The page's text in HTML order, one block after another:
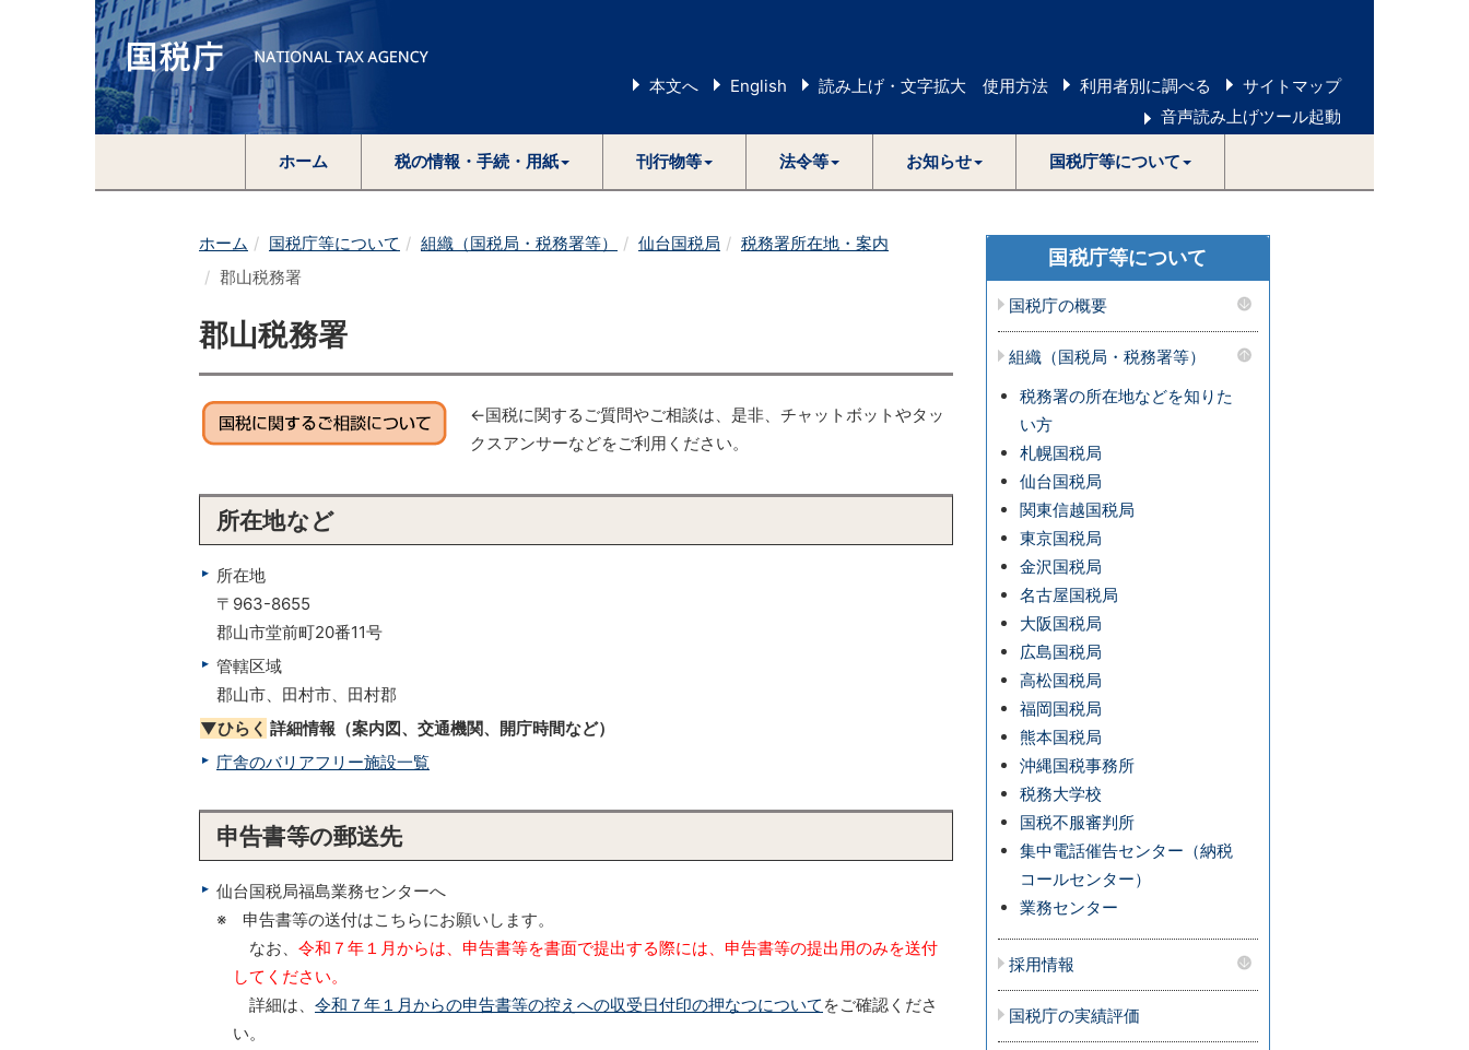
本文へ English 読み上げ・文字拡大 使用方法 利用者別に調べる
サイトマップ
音声読み上げツール起動
ホーム 税の情報・手続・用紙 刊行物等 法令等 お知らせ 国税庁等について
ホーム 国税庁等について 組織（国税局・税務署等） 仙台国税局
税務署所在地・案内
郡山税務署
郡山税務署
←国税に関するご質問やご相談は、是非、チャットボットやタッ
クスアンサーなどをご利用ください。
所在地など
所在地
〒963-8655
郡山市堂前町20番11号
管轄区域
郡山市、田村市、田村郡
▼ひらく 詳細情報（案内図、交通機関、開庁時間など）
庁舎のバリアフリー施設一覧
申告書等の郵送先
仙台国税局福島業務センターへ
※ 申告書等の送付はこちらにお願いします。
なお、 令和７年１月からは、申告書等を書面で提出する際には、申告書等の提出用のみを送付
してください。
詳細は、 令和７年１月からの申告書等の控えへの収受日付印の押なつについて をご確認くださ
い。
国税庁等について
国税庁の概要
組織（国税局・税務署等）
税務署の所在地などを知りた
い方
札幌国税局
仙台国税局
関東信越国税局
東京国税局
金沢国税局
名古屋国税局
大阪国税局
広島国税局
高松国税局
福岡国税局
熊本国税局
沖縄国税事務所
税務大学校
国税不服審判所
集中電話催告センター（納税
コールセンター）
業務センター
採用情報
国税庁の実績評価